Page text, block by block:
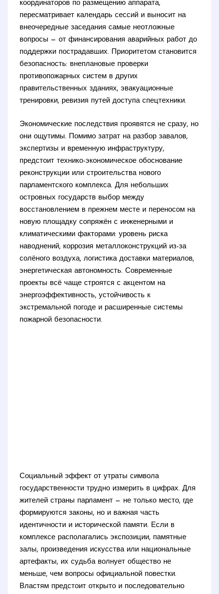
координаторов по размещению аппарата,
пересматривает календарь сессий и выносит на
внеочередные заседания самые неотложные
вопросы — от финансирования аварийных работ до
поддержки пострадавших. Приоритетом становится
безопасность: внеплановые проверки
противопожарных систем в других
правительственных зданиях, эвакуационные
тренировки, ревизия путей доступа спецтехники.
Экономические последствия проявятся не сразу, но
они ощутимы. Помимо затрат на разбор завалов,
экспертизы и временную инфраструктуру,
предстоит технико-экономическое обоснование
реконструкции или строительства нового
парламентского комплекса. Для небольших
островных государств выбор между
восстановлением в прежнем месте и переносом на
новую площадку сопряжён с инженерными и
климатическими факторами: уровень риска
наводнений, коррозия металлоконструкций из-за
солёного воздуха, логистика доставки материалов,
энергетическая автономность. Современные
проекты всё чаще строятся с акцентом на
энергоэффективность, устойчивость к
экстремальной погоде и расширенные системы
пожарной безопасности.
Социальный эффект от утраты символа
государственности трудно измерить в цифрах. Для
жителей страны парламент — не только место, где
формируются законы, но и важная часть
идентичности и исторической памяти. Если в
комплексе располагались экспозиции, памятные
залы, произведения искусства или национальные
артефакты, их судьба волнует общество не
меньше, чем вопросы официальной повестки.
Властям предстоит открыто и последовательно